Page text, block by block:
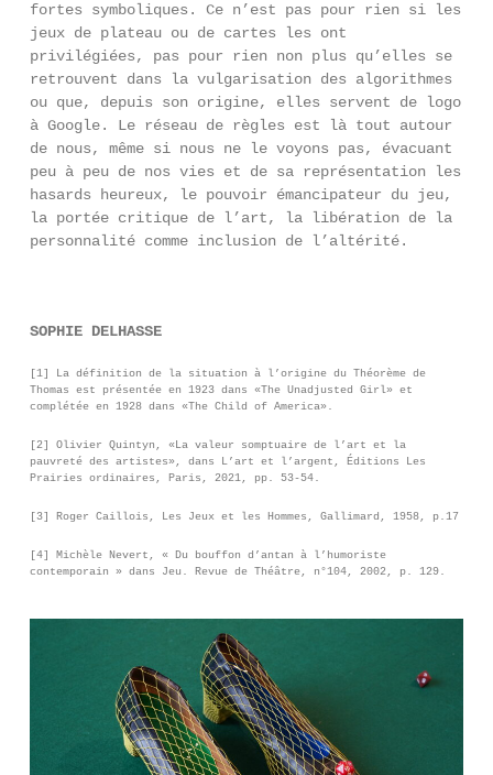
fortes symboliques. Ce n’est pas pour rien si les
jeux de plateau ou de cartes les ont
privilégiées, pas pour rien non plus qu’elles se
retrouvent dans la vulgarisation des algorithmes
ou que, depuis son origine, elles servent de logo
à Google. Le réseau de règles est là tout autour
de nous, même si nous ne le voyons pas, évacuant
peu à peu de nos vies et de sa représentation les
hasards heureux, le pouvoir émancipateur du jeu,
la portée critique de l’art, la libération de la
personnalité comme inclusion de l’altérité.
SOPHIE DELHASSE
[1] La définition de la situation à l’origine du Théorème de
Thomas est présentée en 1923 dans «The Unadjusted Girl» et
complétée en 1928 dans «The Child of America».
[2] Olivier Quintyn, «La valeur somptuaire de l’art et la
pauvreté des artistes», dans L’art et l’argent, Éditions Les
Prairies ordinaires, Paris, 2021, pp. 53-54.
[3] Roger Caillois, Les Jeux et les Hommes, Gallimard, 1958, p.17
[4] Michèle Nevert, « Du bouffon d’antan à l’humoriste
contemporain » dans Jeu. Revue de Théâtre, n°104, 2002, p. 129.